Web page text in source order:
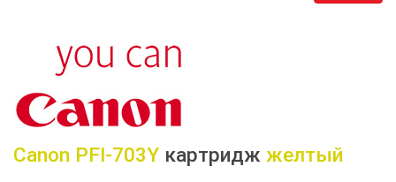
Canon PFI-703Y картридж желтый